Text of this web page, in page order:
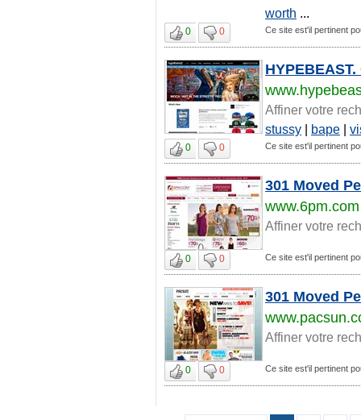
worth ...
0 0 Ce site est'il pertinent
Affiner votre
stussy | bape |
0 0 Ce site est'il pertinent
301 Moved
www.6pm.com
Affiner votre
0 0 Ce site est'il pertinent
301 Moved
Affiner votre
0 0 Ce site est'il pertinent